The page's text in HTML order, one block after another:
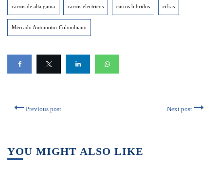
carros de alta gama carros electricos carros hibridos cifras
Mercado Automotor Colombiano
Previous post Next post
YOU MIGHT ALSO LIKE